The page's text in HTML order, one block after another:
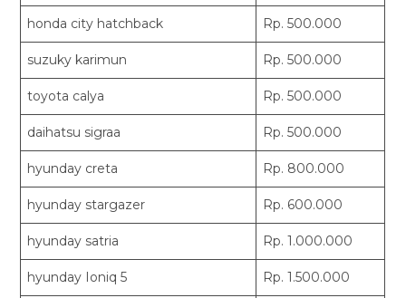
honda city hatchback Rp. 500.000
suzuky karimun Rp. 500.000
toyota calya Rp. 500.000
daihatsu sigraa Rp. 500.000
hyunday creta Rp. 800.000
hyunday stargazer Rp. 600.000
hyunday satria Rp. 1.000.000
hyunday Ioniq 5 Rp. 1.500.000